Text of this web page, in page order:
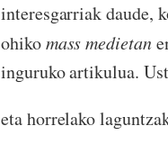
interesgarriak daude,
ohikomass medietan
inguruko artikulua.
eta horrelako